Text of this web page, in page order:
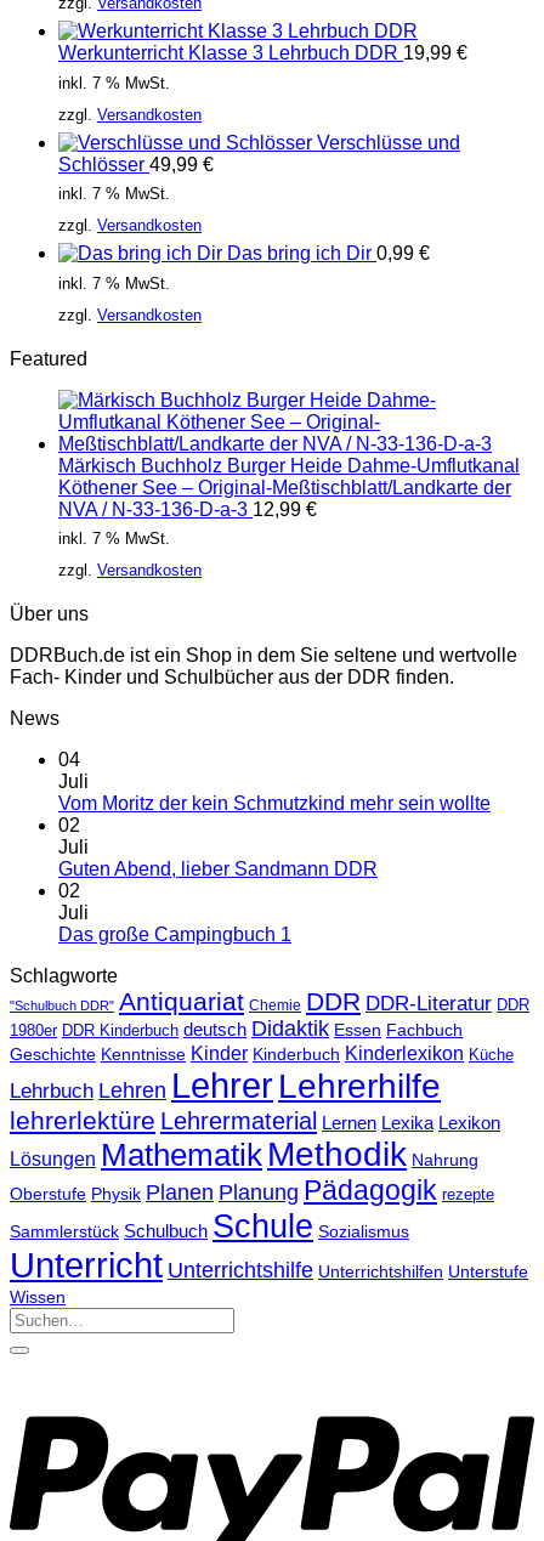
Werkunterricht Klasse 3 Lehrbuch DDR 19,99 €
inkl. 7 % MwSt.
zzgl. Versandkosten
Verschlüsse und
Schlösser 49,99 €
inkl. 7 % MwSt.
zzgl. Versandkosten
Das bring ich Dir 0,99 €
inkl. 7 % MwSt.
zzgl. Versandkosten
Featured
Märkisch Buchholz Burger Heide Dahme-Umflutkanal
Köthener See – Original-Meßtischblatt/Landkarte der
NVA / N-33-136-D-a-3 12,99 €
inkl. 7 % MwSt.
zzgl. Versandkosten
Über uns
DDRBuch.de ist ein Shop in dem Sie seltene und wertvolle
Fach- Kinder und Schulbücher aus der DDR finden.
News
04
Juli
Vom Moritz der kein Schmutzkind mehr sein wollte
02
Juli
Guten Abend, lieber Sandmann DDR
02
Juli
Das große Campingbuch 1
Schlagworte
"Schulbuch DDR" Antiquariat Chemie DDR DDR-Literatur DDR
1980er DDR Kinderbuch deutsch Didaktik Essen Fachbuch
Geschichte Kenntnisse Kinder Kinderbuch Kinderlexikon Küche
Lehrbuch Lehren LehrerLehrerhilfe
lehrerlektüre Lehrermaterial Lernen Lexika Lexikon
Lösungen Mathematik Methodik Nahrung
Oberstufe Physik Planen Planung Pädagogik rezepte
Sammlerstück Schulbuch Schule Sozialismus
Unterricht Unterrichtshilfe Unterrichtshilfen Unterstufe
Wissen
Suchen
nach: